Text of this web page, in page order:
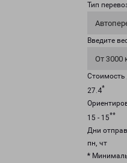
Тип
Введите
От 3000
Стоимость
27.4*
15 - 15**
Дни
пн, чт
*